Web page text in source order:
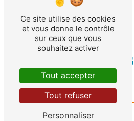
Contactez-nous
Ce site utilise des cookies
et vous donne le contrôle
sur ceux que vous
souhaitez activer
Tout accepter
Tout refuser
Personnaliser